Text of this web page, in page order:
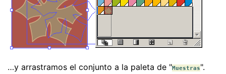
…y arrastramos el conjunto a la paleta de "Muestras".